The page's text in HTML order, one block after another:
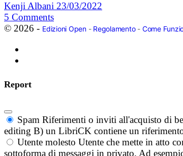
Kenji Albani 23/03/2022
5 Comments
© 2026 - Edizioni Open- Regolamento- Come
Report
Spam Riferimenti o inviti all'acquisto di
editing B) un LibriCK contiene un
Utente molesto Utente che mette in atto
sottoforma di messaggi in privato. Ad